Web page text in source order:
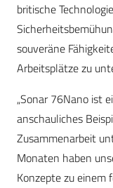
britische
souveräne
Arbeitsplätze zu
„Sonar 76Nano ist
anschauliches
Zusammenarbeit
Monaten haben
Konzepte zu